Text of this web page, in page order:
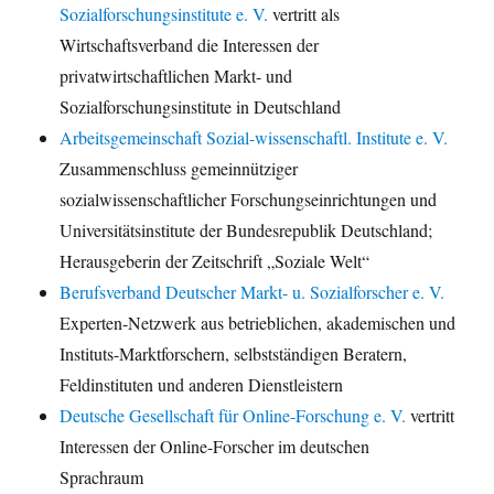
Sozialforschungsinstitute e. V. vertritt als
Wirtschaftsverband die Interessen der
privatwirtschaftlichen Markt- und
Sozialforschungsinstitute in Deutschland
Arbeitsgemeinschaft Sozial-wissenschaftl. Institute e. V.
Zusammenschluss gemeinnütziger
sozialwissenschaftlicher Forschungseinrichtungen und
Universitätsinstitute der Bundesrepublik Deutschland;
Herausgeberin der Zeitschrift „Soziale Welt“
Berufsverband Deutscher Markt- u. Sozialforscher e. V.
Experten-Netzwerk aus betrieblichen, akademischen und
Instituts-Marktforschern, selbstständigen Beratern,
Feldinstituten und anderen Dienstleistern
Deutsche Gesellschaft für Online-Forschung e. V. vertritt
Interessen der Online-Forscher im deutschen
Sprachraum